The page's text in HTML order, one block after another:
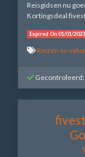
Reisgidsen nu
Kortingsdeal
Expired On 01/01/2023
Reizen en